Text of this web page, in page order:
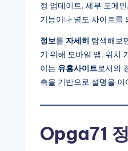
정 업데이트, 세부 도메
기능이나 별도 사이트를
정보를 자세히 탐색해보
기 위해 모바일 앱, 위치
이는 유흥사이트로서의
측을 기반으로 설명을 이
Opga71